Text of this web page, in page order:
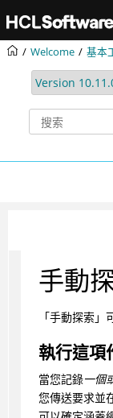
Welcome 基本
手動
「手動探索
執行這項
當您記錄一個
您傳送要求並